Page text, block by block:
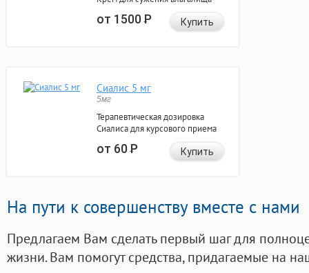
от 1500Р Купить
Сиалис 5 мг
5мг
Терапевтическая дозировка
Сиалиса для курсового приема
от 60Р Купить
На пути к совершенству вместе с нами
Предлагаем Вам сделать первый шаг для
жизни. Вам помогут средства, придагаемые на